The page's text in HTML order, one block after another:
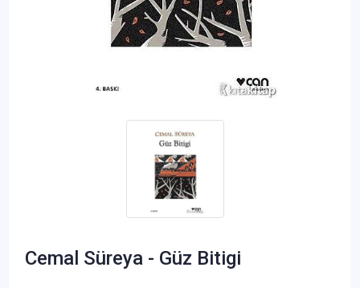
Cemal Süreya - Güz Bitigi